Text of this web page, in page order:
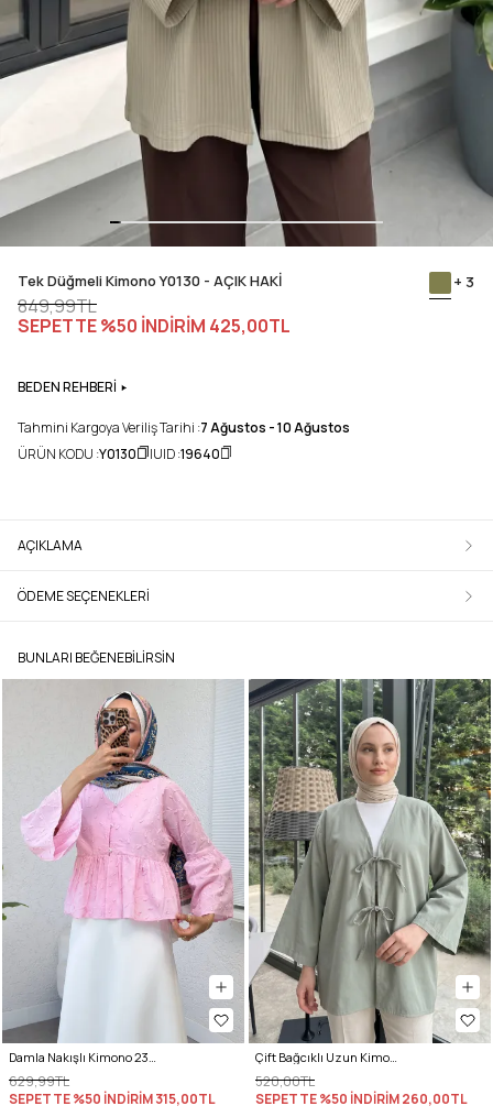
Tek Düğmeli Kimono Y0130 - AÇIK HAKİ + 3
849,99TL
SEPETTE %50 İNDİRİM 425,00TL
BEDEN REHBERİ
Tahmini Kargoya Veriliş Tarihi :7 Ağustos - 10 Ağustos
ÜRÜN KODU :Y0130 UID :19640
AÇIKLAMA
ÖDEME SEÇENEKLERI
BUNLARI BEĞENEBILIRSIN
Damla Nakışlı Kimono 2368 - PEMBE
629,99TL
SEPETTE %50 İNDİRİM315,00TL
Çift Bağcıklı Uzun Kimono 262353 - AÇIK MİNT
520,00TL
SEPETTE %50 İNDİRİM260,00TL